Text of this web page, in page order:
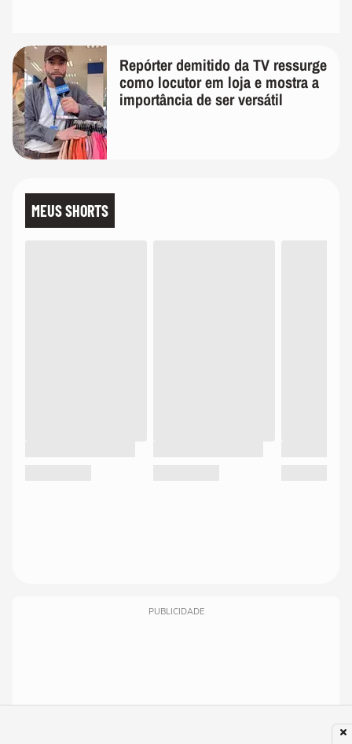
Repórter demitido da TV ressurge
como locutor em loja e mostra a
importância de ser versátil
MEUS SHORTS
PUBLICIDADE